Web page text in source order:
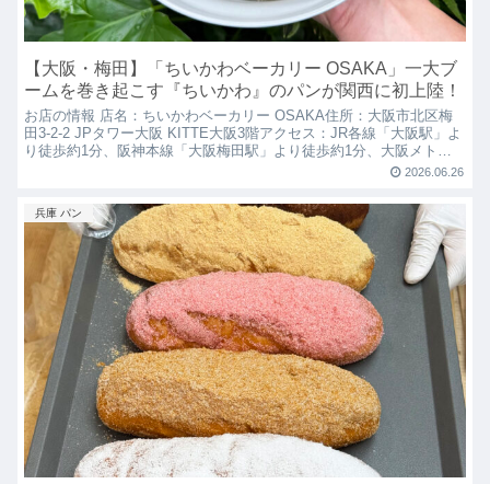
【大阪・梅田】「ちいかわベーカリー OSAKA」一大ブ
ームを巻き起こす『ちいかわ』のパンが関西に初上陸！
お店の情報 店名：ちいかわベーカリー OSAKA住所：大阪市北区梅
田3-2-2 JPタワー大阪 KITTE大阪3階アクセス：JR各線「大阪駅」よ
り徒歩約1分、阪神本線「大阪梅田駅」より徒歩約1分、大阪メトロ
2026.06.26
兵庫 パン